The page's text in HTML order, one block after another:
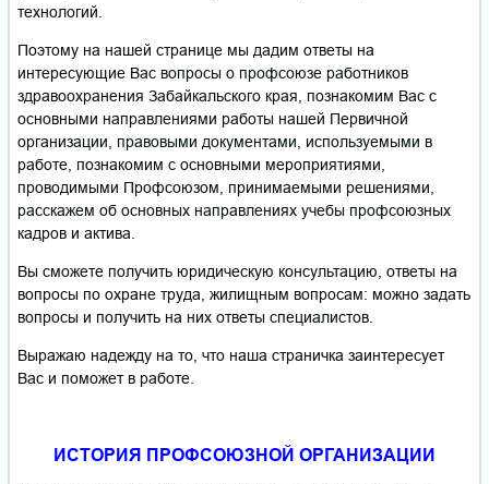
технологий.
Поэтому на нашей странице мы дадим ответы на
интересующие Вас вопросы о профсоюзе работников
здравоохранения Забайкальского края, познакомим Вас с
основными направлениями работы нашей Первичной
организации, правовыми документами, используемыми в
работе, познакомим с основными мероприятиями,
проводимыми Профсоюзом, принимаемыми решениями,
расскажем об основных направлениях учебы профсоюзных
кадров и актива.
Вы сможете получить юридическую консультацию, ответы на
вопросы по охране труда, жилищным вопросам: можно задать
вопросы и получить на них ответы специалистов.
Выражаю надежду на то, что наша страничка заинтересует
Вас и поможет в работе.
ИСТОРИЯ ПРОФСОЮЗНОЙ ОРГАНИЗАЦИИ